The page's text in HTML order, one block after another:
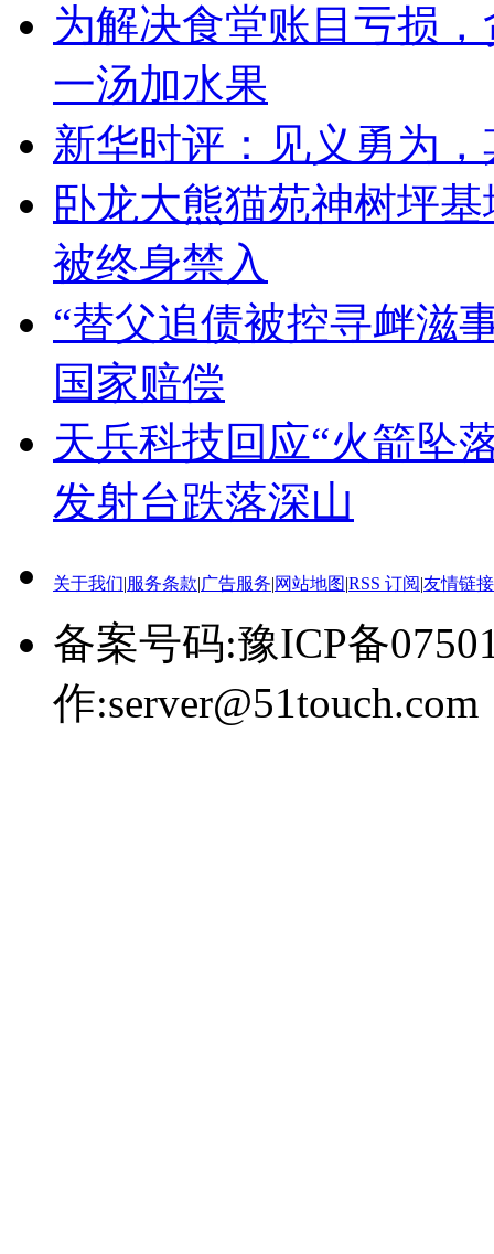
为解决食堂账目亏损
一汤加水果
新华时评：见义勇为
卧龙大熊猫苑神树坪
被终身禁入
“替父追债被控寻衅滋
国家赔偿
天兵科技回应“火箭坠
发射台跌落深山
关于我们|服务条款|广告服务|网站地图|RSS 订阅|友情链接
备案号码:豫ICP备
作:server@51touch.com